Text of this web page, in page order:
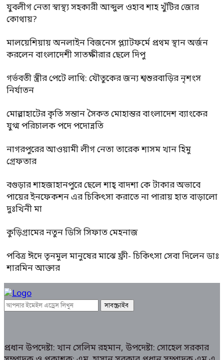
যুবলীগ নেতা স্বাস্থ্য সহকারী আব্দুল ওহাব শাহ খুঁটির জোর
কোথায়?
মালয়েশিয়ায় অনলাইন বিজনেস প্ল্যাটফর্মে প্রথম স্থান অর্জন
করলেন বাংলাদেশী সাতক্ষীরার ছেলে দিপু
গর্ভবতী স্ত্রীর পেটে লাথি: যৌতুকের জন্য শ্বশুরবাড়ির নৃশংস
নির্যাতন
মোল্লাহাটের কৃতি সন্তান সৈকত মোহান্তর বাংলাদেশ ব্যাংকের
যুগ্ম পরিচালক পদে পদোন্নতি
নাগরপুরের আওয়ামী লীগ নেতা তারেক শাসম খান হিমু
গ্রেফতার
বগুড়ার শাহজাহানপুরে ছেলে শাহ্ বাদশা কে টাকার অভাবে
পায়ের ইনফেকশন এর চিকিৎসা করাতে না পারায় হাত বাড়ালো
দুঃখিনী মা
কুড়িগ্রামের নতুন ডিসি সিফাত মেহনাজ
পবিত্র ঈদে তৃনমুল মানুষের মাঝে ফ্রী- চিকিৎসা সেবা দিলেন ডাঃ
শারমিন আক্তার
প্রধান উপদেষ্টা: খান সেলিম রহমান, উপদেষ্টা: সোহেল সরকার